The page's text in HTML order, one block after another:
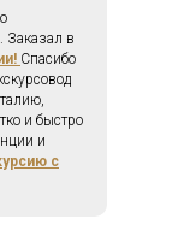
Заказал в
Спасибо
и быстро
и
с